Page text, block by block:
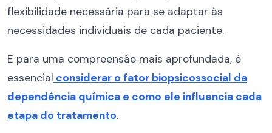
flexibilidade necessária para se adaptar às
necessidades individuais de cada paciente.
E para uma compreensão mais aprofundada, é
essencial considerar o fator biopsicossocial da
dependência química e como ele influencia cada
etapa do tratamento.